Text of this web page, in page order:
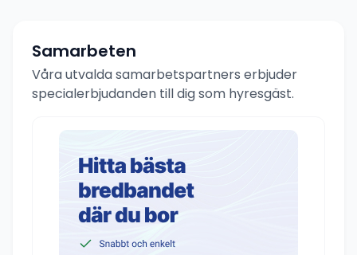
Samarbeten
Våra utvalda samarbetspartners erbjuder
specialerbjudanden till dig som hyresgäst.